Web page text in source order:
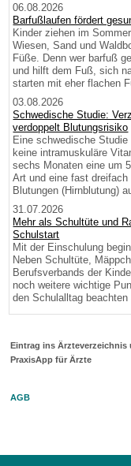
06.08.2026
Barfußlaufen fördert
Kinder ziehen im
Wiesen, Sand und
Füße. Denn wer barfuß
und hilft dem Fuß, sich
starten mit eher flachen
03.08.2026
Schwedische Studie:
verdoppelt Blutungsrisiko
Eine schwedische
keine intramuskuläre
sechs Monaten eine um
Art und eine fast
Blutungen (Hirnblutung)
31.07.2026
Mehr als Schultüte und
Schulstart
Mit der Einschulung
Neben Schultüte,
Berufsverbands der
noch weitere wichtige
den Schulalltag beachten
Eintrag ins Ärzteverzeichnis
PraxisApp für Ärzte
AGB